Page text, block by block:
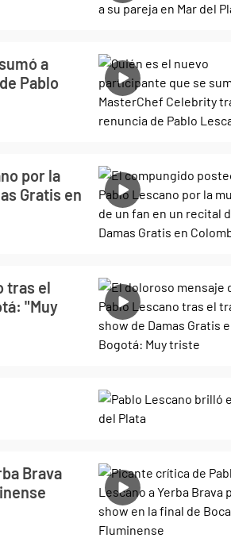
a
Pablo
por la
Gratis en
tras el
"Muy
Brava